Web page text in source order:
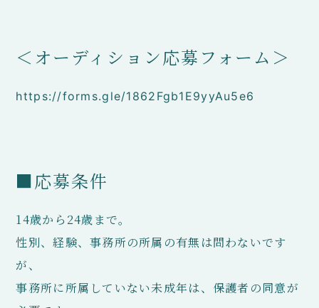
＜オーディション応募フォーム＞
https://forms.gle/1862Fgb1E9yyAu5e6
■応募条件
14歳から24歳まで。
性別、経験、事務所の所属の有無は問わないです
が、
事務所に所属していない未成年は、保護者の同意が